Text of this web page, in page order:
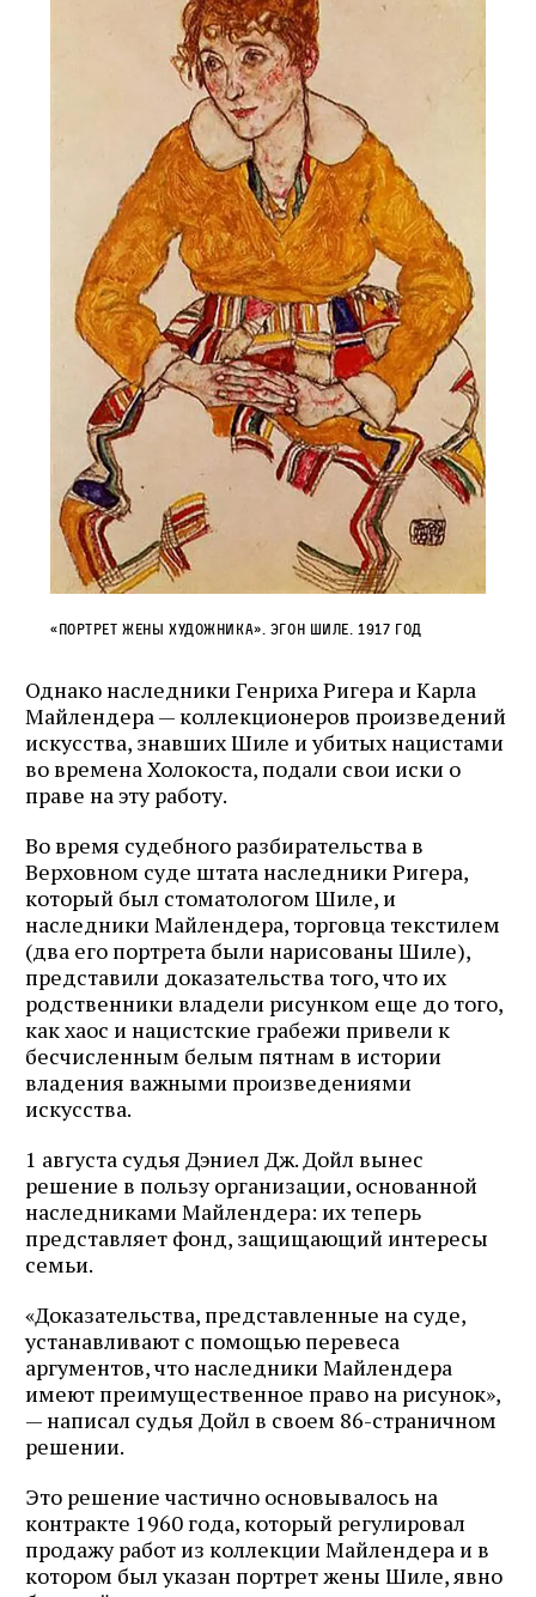
«Портрет жены художника». ЭГОН ШИЛЕ. 1917 год
Однако наследники Генриха Ригера и Карла
Майлендера — коллекционеров произведений
искусства, знавших Шиле и убитых нацистами
во времена Холокоста, подали свои иски о
праве на эту работу.
Во время судебного разбирательства в
Верховном суде штата наследники Ригера,
который был стоматологом Шиле, и
наследники Майлендера, торговца текстилем
(два его портрета были нарисованы Шиле),
представили доказательства того, что их
родственники владели рисунком еще до того,
как хаос и нацистские грабежи привели к
бесчисленным белым пятнам в истории
владения важными произведениями
искусства.
1 августа судья Дэниел Дж. Дойл вынес
решение в пользу организации, основанной
наследниками Майлендера: их теперь
представляет фонд, защищающий интересы
семьи.
«Доказательства, представленные на суде,
устанавливают с помощью перевеса
аргументов, что наследники Майлендера
имеют преимущественное право на рисунок»,
— написал судья Дойл в своем 86-страничном
решении.
Это решение частично основывалось на
контракте 1960 года, который регулировал
продажу работ из коллекции Майлендера и в
котором был указан портрет жены Шиле, явно